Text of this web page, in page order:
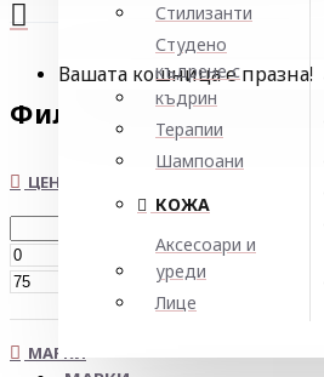
Стилизанти
Студено
къдрене с
къдрин
Терапии
Шампоани
КОЖА
Аксесоари и
уреди
Лице
Вашата кошница е празна!
Филтър
ЦЕНА
€
МАРКИ